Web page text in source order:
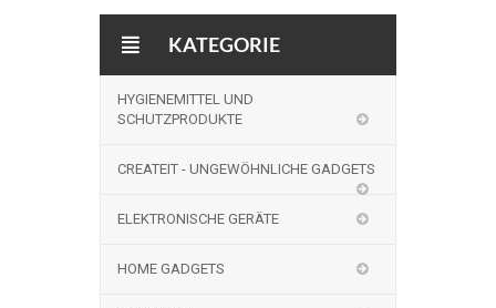
KATEGORIE
HYGIENEMITTEL UND
SCHUTZPRODUKTE
CREATEIT - UNGEWÖHNLICHE GADGETS
ELEKTRONISCHE GERÄTE
HOME GADGETS